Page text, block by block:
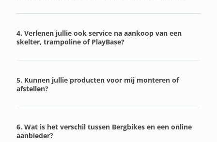
4. Verlenen jullie ook service na aankoop van een
skelter, trampoline of PlayBase?
5. Kunnen jullie producten voor mij monteren of
afstellen?
6. Wat is het verschil tussen Bergbikes en een online
aanbieder?